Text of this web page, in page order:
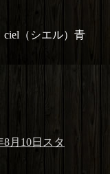
（シエル）青
8月10日 カ
スタ